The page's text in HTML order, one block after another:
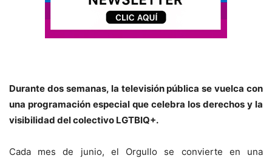
Durante dos semanas, la televisión pública se vuelca con
una programación especial que celebra los derechos y la
visibilidad del colectivo LGTBIQ+.
Cada mes de junio, el Orgullo se convierte en una